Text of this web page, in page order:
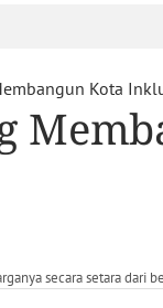
Kota
secara setara dari